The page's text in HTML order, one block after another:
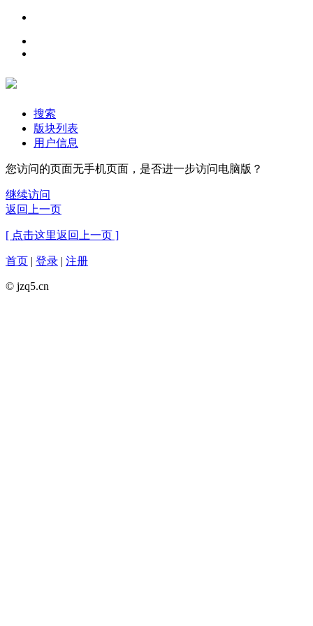
搜索
版块列表
用户信息
您访问的页面无手机页面，是否进一步访问电脑版？
继续访问
返回上一页
[ 点击这里返回上一页 ]
首页 | 登录 | 注册
© jzq5.cn